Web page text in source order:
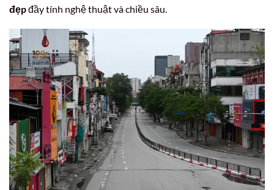
đẹpđầy tính nghệ thuật và chiều sâu.